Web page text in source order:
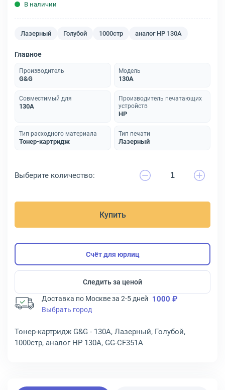
В наличии
Лазерный Голубой 1000стр аналог HP 130A
Главное
Производитель
G&G
Модель
130A
Совместимый для
130A
Производитель печатающих
устройств
HP
Тип расходного материала
Тонер-картридж
Тип печати
Лазерный
Выберите количество:
Купить
Счёт для юрлиц
Следить за ценой
Доставка по Москве за 2-5 дней 1000 ₽
Выбрать город
Тонер-картридж G&G - 130A, Лазерный, Голубой,
1000стр, аналог HP 130A, GG-CF351A